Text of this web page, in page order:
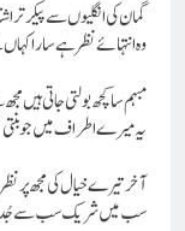
گُمان کی انگلیوں سے پیکر
وہ انتہائے نظر ہے سارا کہاں
مبہم سا کچھ بولتی جاتی
یہ میرے اطراف میں جو بنتی
آخر تیرے خیال کی مجھ پر
سب میں شریک سب سے